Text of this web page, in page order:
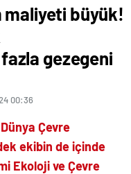
maliyeti büyük!
gezegeni
00:36
Çevre
ekibin de içinde
Ekoloji ve Çevre